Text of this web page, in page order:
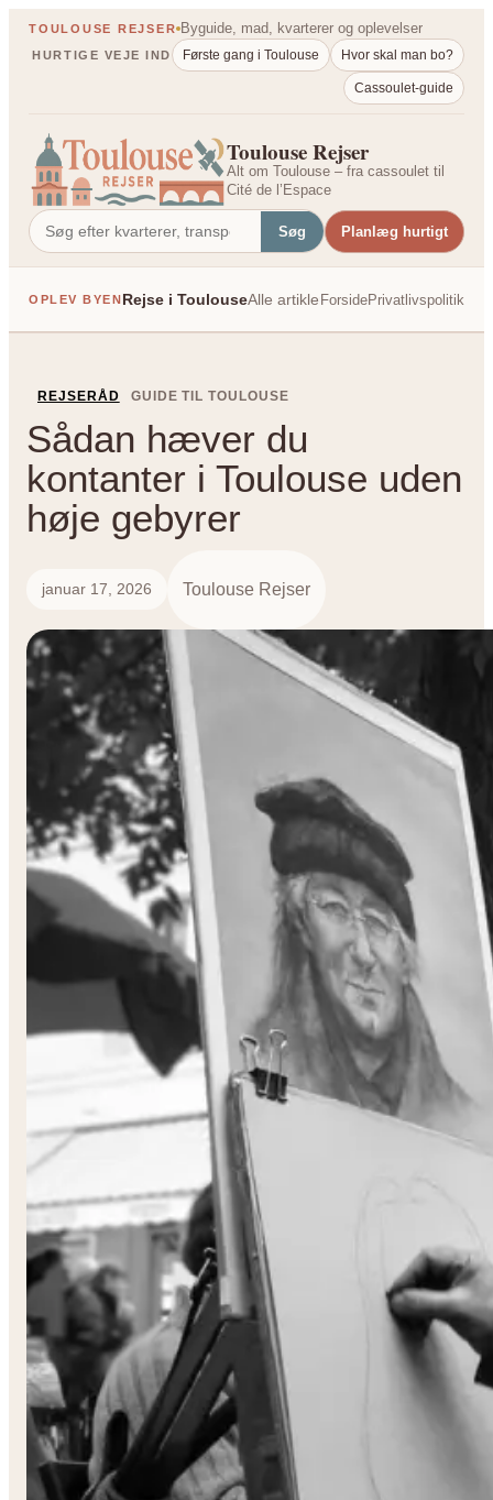
Spring
TOULOUSE REJSER Byguide, mad, kvarterer og oplevelser
HURTIGE VEJE IND Første gang i Toulouse Hvor skal man bo?
Cassoulet-guide
Toulouse Rejser
Alt om Toulouse – fra cassoulet til
Cité de l’Espace
Søg Planlæg hurtigt
OPLEV BYENRejse i ToulouseAlle artiklerPÅ TVÆRS AF
ForsidePrivatlivspolitik
REJSERÅD GUIDE TIL TOULOUSE
Sådan hæver du
kontanter i Toulouse uden
høje gebyrer
januar 17, 2026 Toulouse Rejser